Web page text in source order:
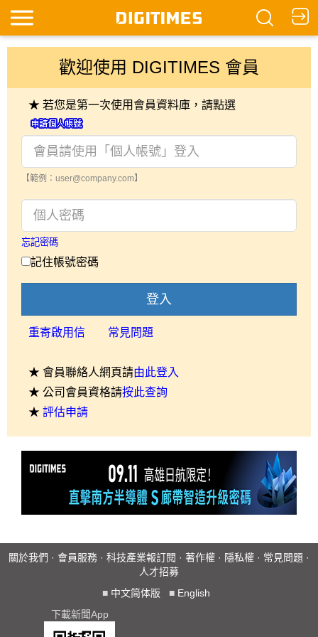
歡迎使用 DIGITIMES 會員
★ 若您是第一次使用會員資料庫，請點選
【範例：user@company.com】
忘記密碼
記住帳號密碼
登入
重寄啟用信 常見問題
★ 會員聯絡人網頁請由此登入
★ 公司會員資格請按此查詢
★ 評估申請
關於我們 · 會員服務 · 科技產業報訂閱 · 著作權 · 隱私權 · 常見問題 ·
人才招募
■ 中文简体版 ■ English
下載新聞App